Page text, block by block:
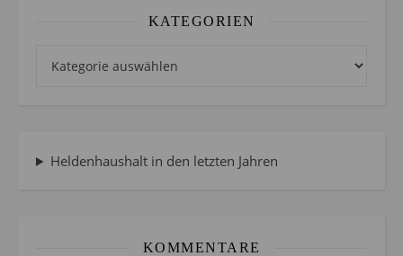
KATEGORIEN
Heldenhaushalt in den letzten Jahren
KOMMENTARE